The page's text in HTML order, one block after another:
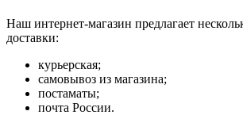
Наш интернет-магазин предлагает
доставки:
курьерская;
самовывоз из магазина;
постаматы;
почта России.